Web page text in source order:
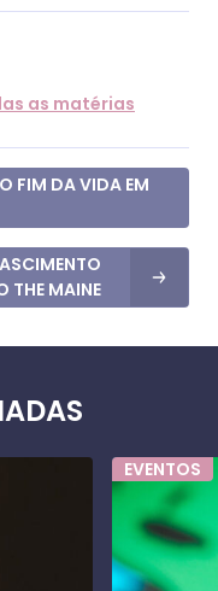
as matérias
FIM DA VIDA EM
THE MAINE
EVENTOS